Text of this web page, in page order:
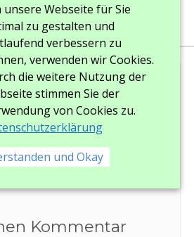
Menu
Kommentar
unsere Webseite für Sie
zu gestalten und
verbessern zu
verwenden wir Cookies.
die weitere Nutzung der
stimmen Sie der
von Cookies zu.
und Okay